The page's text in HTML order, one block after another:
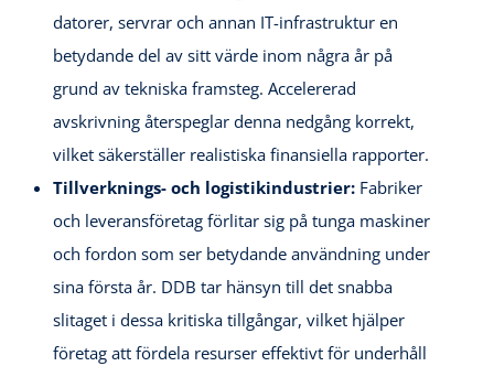
datorer, servrar och annan IT-infrastruktur en
betydande del av sitt värde inom några år på
grund av tekniska framsteg. Accelererad
avskrivning återspeglar denna nedgång korrekt,
vilket säkerställer realistiska finansiella rapporter.
Tillverknings- och logistikindustrier: Fabriker
och leveransföretag förlitar sig på tunga maskiner
och fordon som ser betydande användning under
sina första år. DDB tar hänsyn till det snabba
slitaget i dessa kritiska tillgångar, vilket hjälper
företag att fördela resurser effektivt för underhåll